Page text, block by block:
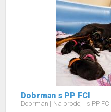
Dobrman s PP FCI
Dobrman Na prodej s PP FCI